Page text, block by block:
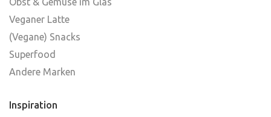
Veganer Latte
(Vegane) Snacks
Superfood
Andere Marken
Inspiration